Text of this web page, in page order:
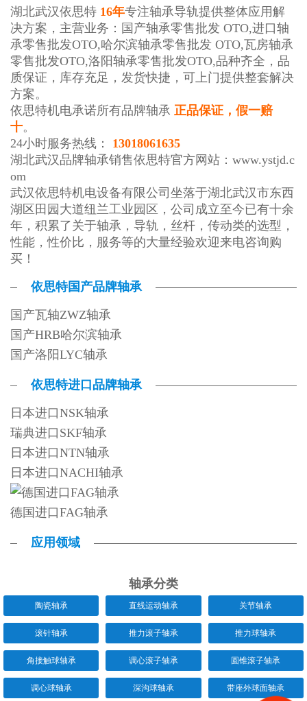
湖北武汉依思特 16年专注轴承导轨提供整体应用解
决方案，主营业务：国产轴承零售批发 OTO,进口轴
承零售批发OTO,哈尔滨轴承零售批发 OTO,瓦房轴承
零售批发OTO,洛阳轴承零售批发OTO,品种齐全，品
质保证，库存充足，发货快捷，可上门提供整套解决
方案。
依思特机电承诺所有品牌轴承 正品保证，假一赔
十。
24小时服务热线：
13018061635
湖北武汉品牌轴承销售依思特官方网站： www.ystjd.c
om
武汉依思特机电设备有限公司坐落于湖北武汉市东西
湖区田园大道纽兰工业园区，公司成立至今已有十余
年，积累了关于轴承，导轨，丝杆，传动类的选型，
性能，性价比，服务等的大量经验欢迎来电咨询购
买！
依思特国产品牌轴承
国产瓦轴ZWZ轴承
国产HRB哈尔滨轴承
国产洛阳LYC轴承
依思特进口品牌轴承
日本进口NSK轴承
瑞典进口SKF轴承
日本进口NTN轴承
日本进口NACHI轴承
德国进口FAG轴承
应用领域
轴承分类
陶瓷轴承 直线运动轴承 关节轴承
滚针轴承 推力滚子轴承 推力球轴承
角接触球轴承 调心滚子轴承 圆锥滚子轴承
调心球轴承 深沟球轴承 带座外球面轴承